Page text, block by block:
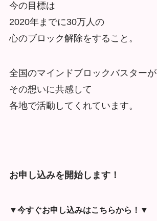
今の目標は
2020年までに30万人の
心のブロック解除をすること。
全国のマインドブロックバスターが
その想いに共感して
各地で活動してくれています。
お申し込みを開始します！
▼今すぐお申し込みはこちらから！▼